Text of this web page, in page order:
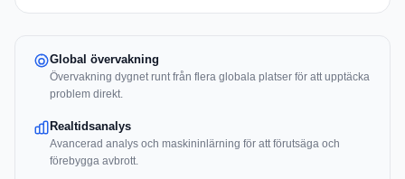
Global övervakning
Övervakning dygnet runt från flera globala platser för att upptäcka
problem direkt.
Realtidsanalys
Avancerad analys och maskininlärning för att förutsäga och
förebygga avbrott.